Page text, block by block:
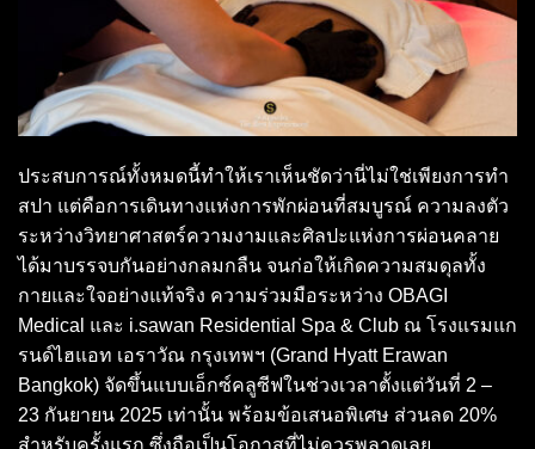
ประสบการณ์ทั้งหมดนี้ทำให้เราเห็นชัดว่านี่ไม่ใช่เพียงการทำ
สปา แต่คือการเดินทางแห่งการพักผ่อนที่สมบูรณ์ ความลงตัว
ระหว่างวิทยาศาสตร์ความงามและศิลปะแห่งการผ่อนคลาย
ได้มาบรรจบกันอย่างกลมกลืน จนก่อให้เกิดความสมดุลทั้ง
กายและใจอย่างแท้จริง ความร่วมมือระหว่าง OBAGI
Medical และ i.sawan Residential Spa & Club ณ โรงแรมแก
รนด์ไฮแอท เอราวัณ กรุงเทพฯ (Grand Hyatt Erawan
Bangkok) จัดขึ้นแบบเอ็กซ์คลูซีฟในช่วงเวลาตั้งแต่วันที่ 2 –
23 กันยายน 2025 เท่านั้น พร้อมข้อเสนอพิเศษ ส่วนลด 20%
สำหรับครั้งแรก ซึ่งถือเป็นโอกาสที่ไม่ควรพลาดเลย